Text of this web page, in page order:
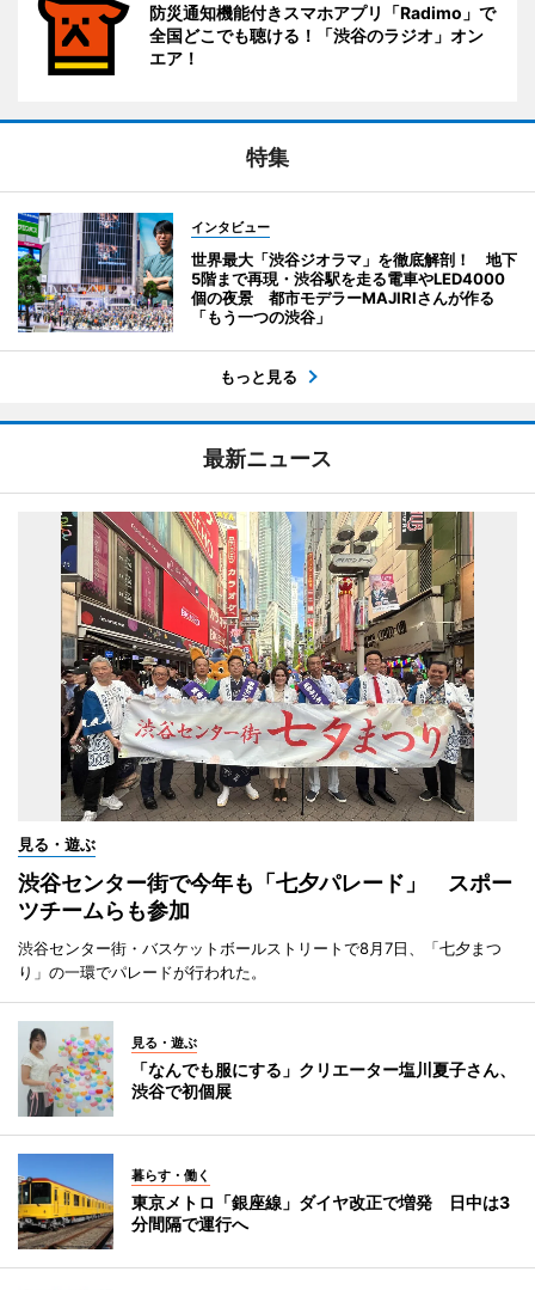
防災通知機能付きスマホアプリ「Radimo」で
全国どこでも聴ける！「渋谷のラジオ」オン
エア！
特集
インタビュー
世界最大「渋谷ジオラマ」を徹底解剖！ 地下
5階まで再現・渋谷駅を走る電車やLED4000
個の夜景 都市モデラーMAJIRIさんが作る
「もう一つの渋谷」
もっと見る
最新ニュース
見る・遊ぶ
渋谷センター街で今年も「七夕パレード」 スポー
ツチームらも参加
渋谷センター街・バスケットボールストリートで8月7日、「七夕まつ
り」の一環でパレードが行われた。
見る・遊ぶ
「なんでも服にする」クリエーター塩川夏子さん、
渋谷で初個展
暮らす・働く
東京メトロ「銀座線」ダイヤ改正で増発 日中は3
分間隔で運行へ